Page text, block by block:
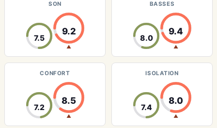
SON
7.5
9.2
▲
BASSES
8.0
9.4
▲
CONFORT
7.2
8.5
▲
ISOLATION
7.4
8.0
▲